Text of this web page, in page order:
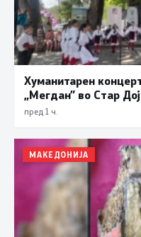
Хуманитарен
„Мегдан” во Стар
пред 1 ч.
МАКЕДОНИЈА